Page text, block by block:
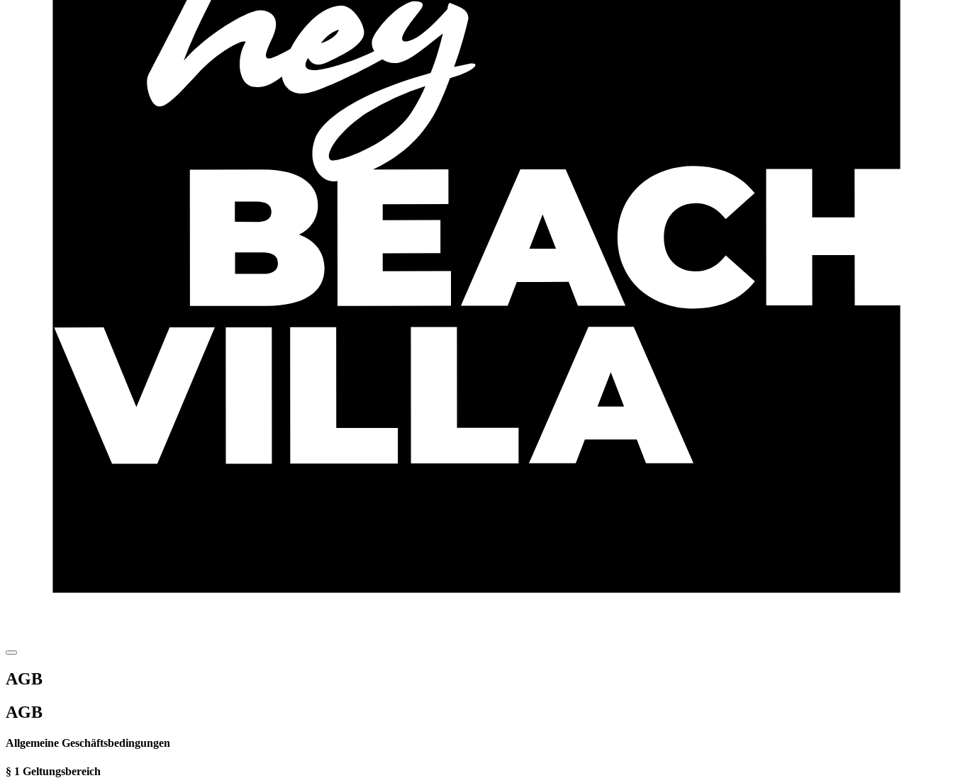
AGB
AGB
All­ge­mei­ne Ge­schäfts­be­din­gun­gen
§ 1 Geltungsbereich